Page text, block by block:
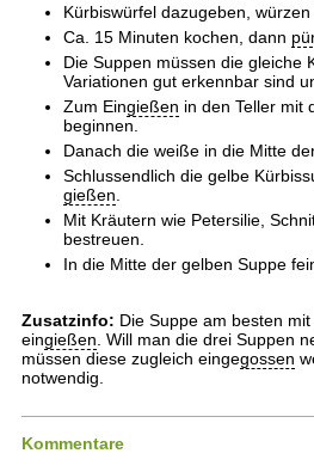
Kürbiswürfel dazugeben,
Ca. 15 Minuten kochen, dann
Die Suppen müssen die gleiche
Variationen gut erkennbar sind
Zum Eingießen in den Teller mit
beginnen.
Danach die weiße in die Mitte
Schlussendlich die gelbe
gießen
Mit Kräutern wie Petersilie,
bestreuen.
In die Mitte der gelben Suppe
Zusatzinfo: Die Suppe am besten
eingießen . Will man die drei Suppen
müssen diese zugleich eingegossen
notwendig.
Kommentare